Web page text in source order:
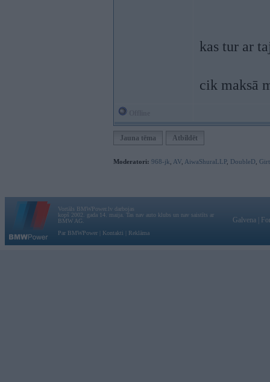
kas tur ar
cik maksā
Jauna tēma Atbildēt
Moderatori: 968-jk AV AiwaShuraLLP, DoubleD
Vortāls BMWPower.lv darbojas
kopš 2002. gada 14. maija. Tas nav auto klubs un nav saistīts ar
BMW AG.
Par BMWPower
Kontakti Reklāma
Galvena